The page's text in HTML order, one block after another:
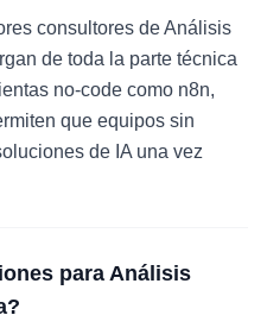
consultores de Análisis
de toda la parte técnica
no-code como n8n,
que equipos sin
de IA una vez
para Análisis